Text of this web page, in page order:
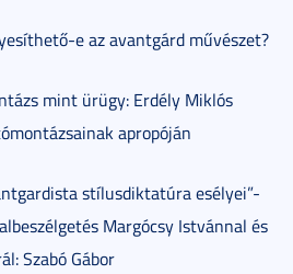
e az avantgárd művészet?
mint ürügy: Erdély Miklós
apropóján
stílusdiktatúra esélyei”-
Margócsy Istvánnal és
Szabó Gábor